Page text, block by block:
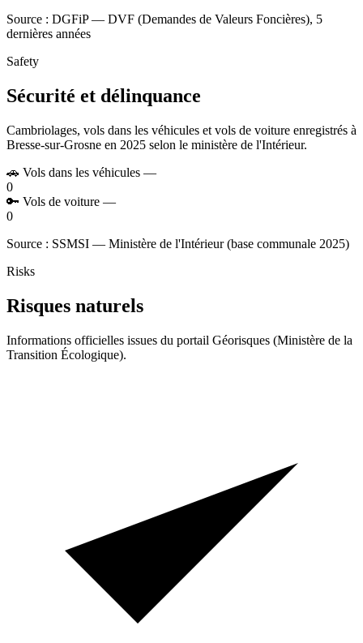
Source : DGFiP — DVF (Demandes de Valeurs Foncières), 5
dernières années
Safety
Sécurité et délinquance
Cambriolages, vols dans les véhicules et vols de voiture enregistrés à
Bresse-sur-Grosne en 2025 selon le ministère de l'Intérieur.
🚗 Vols dans les véhicules —
0
🔑 Vols de voiture —
0
Source : SSMSI — Ministère de l'Intérieur (base communale 2025)
Risks
Risques naturels
Informations officielles issues du portail Géorisques (Ministère de la
Transition Écologique).